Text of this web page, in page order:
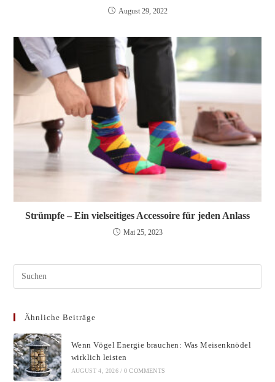
August 29, 2022
Strümpfe – Ein vielseitiges Accessoire für jeden Anlass
Mai 25, 2023
Ähnliche Beiträge
Wenn Vögel Energie brauchen: Was Meisenknödel
wirklich leisten
AUGUST 4, 2026 / 0 COMMENTS